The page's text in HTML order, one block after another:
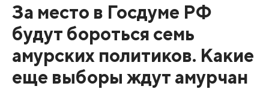
За место в Госдуме РФ
будут бороться семь
амурских политиков. Какие
еще выборы ждут амурчан